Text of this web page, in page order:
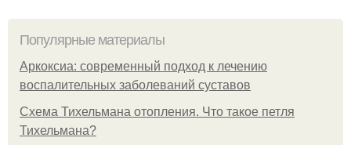
Популярные материалы
Аркоксиа: современный подход к лечению
воспалительных заболеваний суставов
Схема Тихельмана отопления. Что такое петля
Тихельмана?